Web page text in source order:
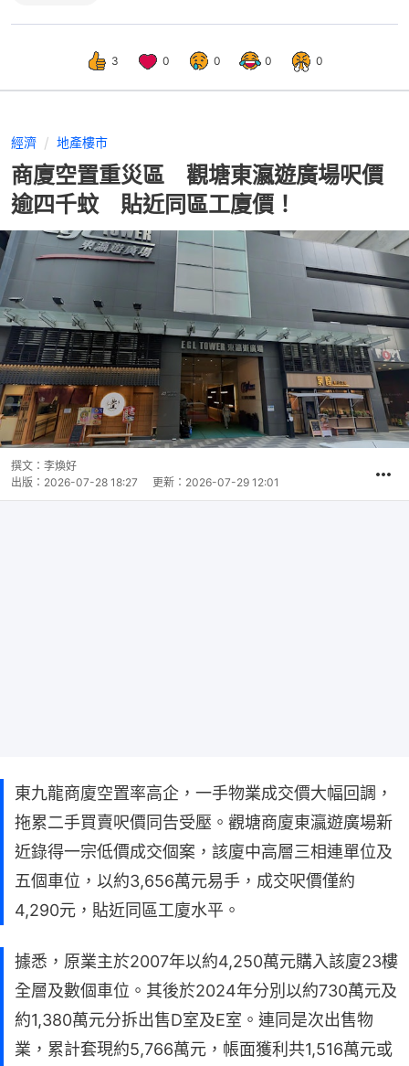
3 0 0 0 0
經濟 地產樓市
商廈空置重災區 觀塘東瀛遊廣場呎價
逾四千蚊 貼近同區工廈價！
撰文： 李煥好
出版： 2026-07-28 18:27 更新： 2026-07-29 12:01
東九龍商廈空置率高企，一手物業成交價大幅回調，
拖累二手買賣呎價同告受壓。觀塘商廈東瀛遊廣場新
近錄得一宗低價成交個案，該廈中高層三相連單位及
五個車位，以約3,656萬元易手，成交呎價僅約
4,290元，貼近同區工廈水平。
據悉，原業主於2007年以約4,250萬元購入該廈23樓
全層及數個車位。其後於2024年分別以約730萬元及
約1,380萬元分拆出售D室及E室。連同是次出售物
業，累計套現約5,766萬元，帳面獲利共1,516萬元或